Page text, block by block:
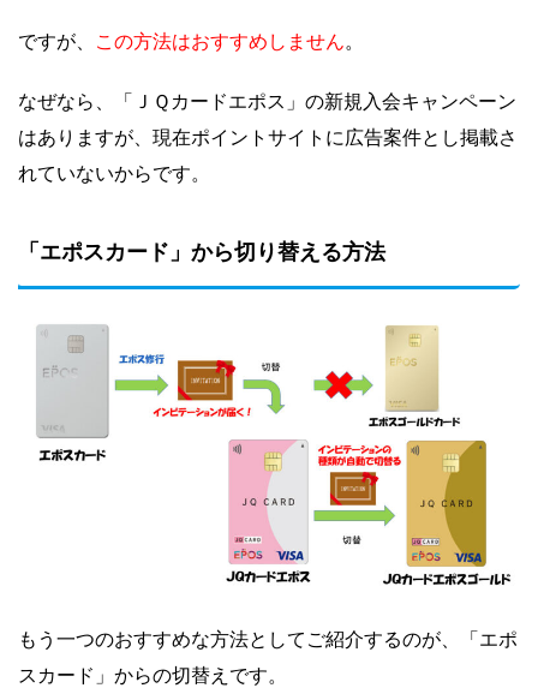
ですが、 この方法はおすすめしません。
なぜなら、「ＪＱカードエポス」の新規入会キャンペーン
はありますが、現在ポイントサイトに広告案件とし掲載さ
れていないからです。
「エポスカード」から切り替える方法
もう一つのおすすめな方法としてご紹介するのが、「エポ
スカード」からの切替えです。